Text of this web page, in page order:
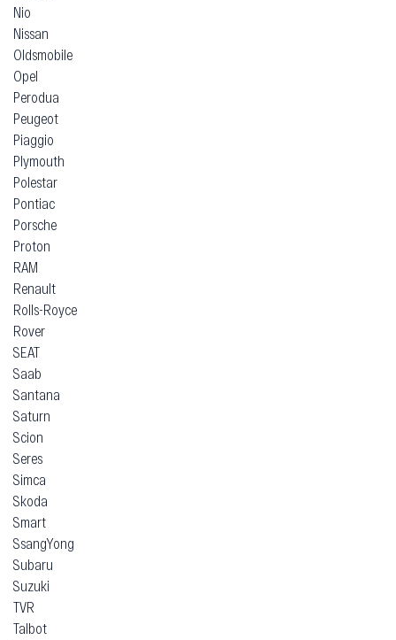
Nio
Nissan
Oldsmobile
Opel
Perodua
Peugeot
Piaggio
Plymouth
Polestar
Pontiac
Porsche
Proton
RAM
Renault
Rolls-Royce
Rover
SEAT
Saab
Santana
Saturn
Scion
Seres
Simca
Skoda
Smart
SsangYong
Subaru
Suzuki
TVR
Talbot